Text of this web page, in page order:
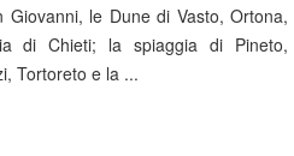
le Dune di Vasto, Ortona,
di Chieti; la spiaggia di Pineto,
Tortoreto e la ...